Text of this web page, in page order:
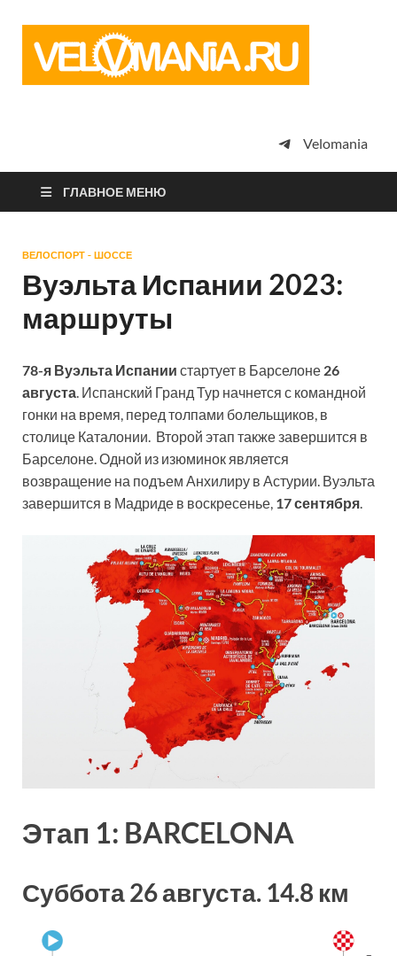
просто
Velomania
ГЛАВНОЕ МЕНЮ
ВЕЛОСПОРТ - ШОССЕ
Вуэльта Испании 2023:
маршруты
78-я Вуэльта Испании стартует в Барселоне 26
августа. Испанский Гранд Тур начнется с командной
гонки на время, перед толпами болельщиков, в
столице Каталонии. Второй этап также завершится в
Барселоне. Одной из изюминок является
возвращение на подъем Анхилиру в Астурии. Вуэльта
завершится в Мадриде в воскресенье, 17 сентября.
Этап 1: BARCELONA
Суббота 26 августа. 14.8 км